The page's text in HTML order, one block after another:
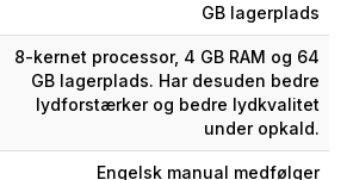
GB lagerplads
8-kernet processor, 4 GB RAM og 64
GB lagerplads. Har desuden bedre
lydforstærker og bedre lydkvalitet
under opkald.
Engelsk manual medfølger